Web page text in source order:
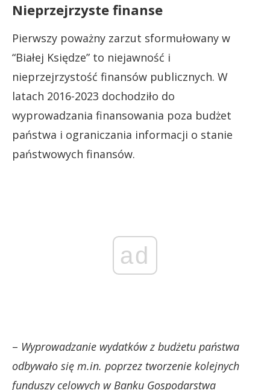
Nieprzejrzyste finanse
Pierwszy poważny zarzut sformułowany w
“Białej Księdze” to niejawność i
nieprzejrzystość finansów publicznych. W
latach 2016-2023 dochodziło do
wyprowadzania finansowania poza budżet
państwa i ograniczania informacji o stanie
państwowych finansów.
ad
– Wyprowadzanie wydatków z budżetu państwa
odbywało się m.in. poprzez tworzenie kolejnych
funduszy celowych w Banku Gospodarstwa